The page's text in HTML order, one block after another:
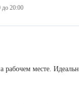
до 20:00
месте.